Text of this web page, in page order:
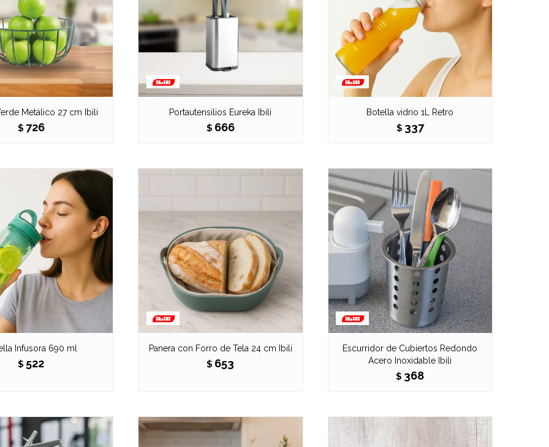
Metálico 27 cm Ibili
$ 726
Portautensilios Eureka Ibili
$ 666
Botella vidrio 1L Retro
$ 337
Infusora 690 ml
$ 522
Panera con Forro de Tela 24 cm Ibili
$ 653
Escurridor de Cubiertos Redondo
Acero Inoxidable Ibili
$ 368